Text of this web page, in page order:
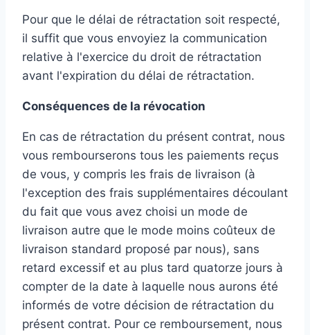
Pour que le délai de rétractation soit respecté,
il suffit que vous envoyiez la communication
relative à l'exercice du droit de rétractation
avant l'expiration du délai de rétractation.
Conséquences de la révocation
En cas de rétractation du présent contrat, nous
vous rembourserons tous les paiements reçus
de vous, y compris les frais de livraison (à
l'exception des frais supplémentaires découlant
du fait que vous avez choisi un mode de
livraison autre que le mode moins coûteux de
livraison standard proposé par nous), sans
retard excessif et au plus tard quatorze jours à
compter de la date à laquelle nous aurons été
informés de votre décision de rétractation du
présent contrat. Pour ce remboursement, nous